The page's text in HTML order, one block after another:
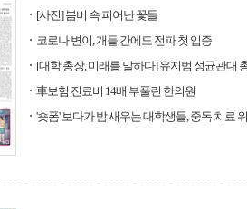
[사진] 봄비 속 피어난 꽃들
코로나 변이, 개들 간에도 전파 첫 입증
[대학 총장, 미래를 말하다] 유지범 성균관대
車보험 진료비 14배 부풀린 한의원
'숏폼' 보다가 밤 새우는 대학생들, 중독 치료